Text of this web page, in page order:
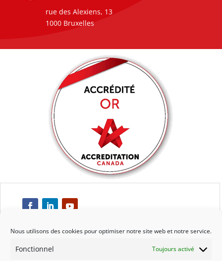
Nous utilisons des cookies pour optimiser notre site web et notre service.
Fonctionnel Toujours activé
rue des Alexiens, 13
1000 Bruxelles
Respect